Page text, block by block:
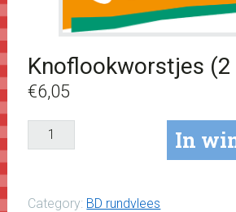
Knoflookworstjes
€6,05
Knoflookworstjes
(2
In
Category: BD rundvlees